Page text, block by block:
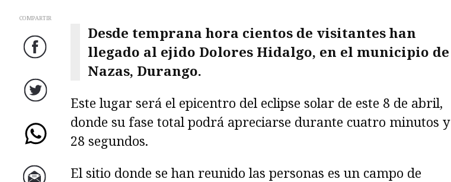
COMPARTIR
Facebook
Twitter
WhatsApp
Desde temprana hora cientos de visitantes han
llegado al ejido Dolores Hidalgo, en el municipio de
Nazas, Durango.
Este lugar será el epicentro del eclipse solar de este 8 de abril,
donde su fase total podrá apreciarse durante cuatro minutos y
28 segundos.
El sitio donde se han reunido las personas es un campo de